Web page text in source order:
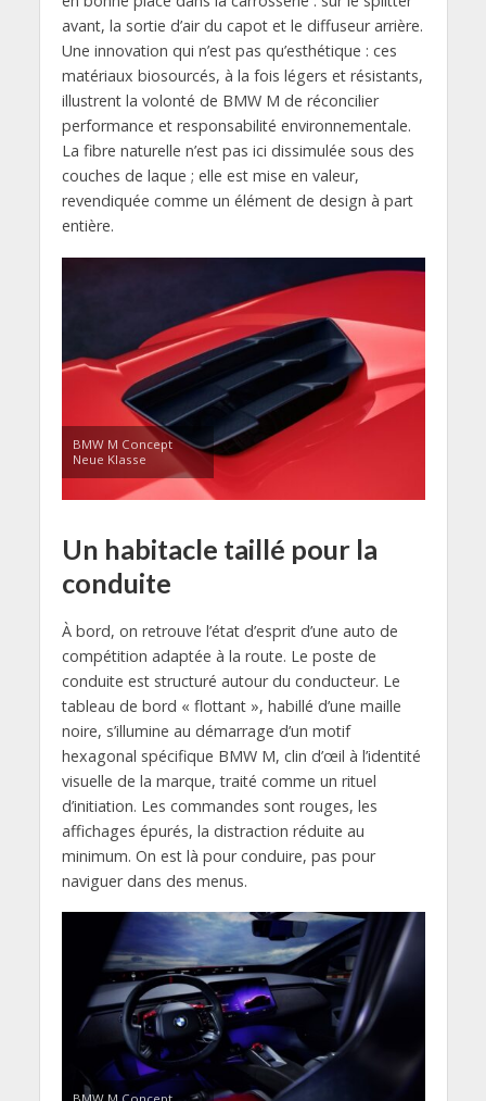
avant, la sortie d’air du capot et le diffuseur arrière.
Une innovation qui n’est pas qu’esthétique : ces
matériaux biosourcés, à la fois légers et résistants,
illustrent la volonté de BMW M de réconcilier
performance et responsabilité environnementale.
La fibre naturelle n’est pas ici dissimulée sous des
couches de laque ; elle est mise en valeur,
revendiquée comme un élément de design à part
entière.
BMW M Concept
Neue Klasse
Un habitacle taillé pour la
conduite
À bord, on retrouve l’état d’esprit d’une auto de
compétition adaptée à la route. Le poste de
conduite est structuré autour du conducteur. Le
tableau de bord « flottant », habillé d’une maille
noire, s’illumine au démarrage d’un motif
hexagonal spécifique BMW M, clin d’œil à l’identité
visuelle de la marque, traité comme un rituel
d’initiation. Les commandes sont rouges, les
affichages épurés, la distraction réduite au
minimum. On est là pour conduire, pas pour
naviguer dans des menus.